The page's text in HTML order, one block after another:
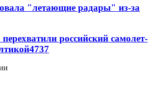
"летающие радары" из-за
российский самолет-
4737